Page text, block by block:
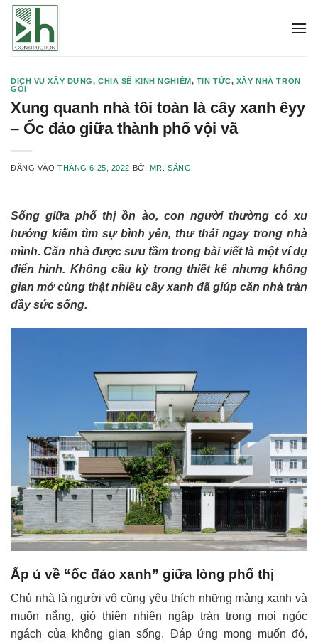
Bỏ
qua
DỊCH VỤ XÂY DỰNG,CHIA SẼ KINH NGHIỆM, TIN TỨC, XÂY NHÀ TRỌN
GÓI
Xung quanh nhà tôi toàn là cây xanh êyy
– Ốc đảo giữa thành phố vội vã
ĐĂNG VÀOTHÁNG 6 25, 2022 BỞI MR. SÁNG
Sống giữa phố thị ồn ào, con người thường có xu
hướng kiếm tìm sự bình yên, thư thái ngay trong nhà
mình. Căn nhà được sưu tầm trong bài viết là một ví dụ
điển hình. Không cầu kỳ trong thiết kế nhưng không
gian mở cùng thật nhiều cây xanh đã giúp căn nhà tràn
đầy sức sống.
Ấp ủ về “ốc đảo xanh” giữa lòng phố thị
Chủ nhà là người vô cùng yêu thích những mảng xanh và
muốn nắng, gió thiên nhiên ngập tràn trong mọi ngóc
ngách của không gian sống. Đáp ứng mong muốn đó,